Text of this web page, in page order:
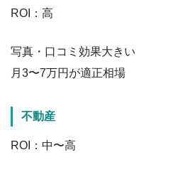
ROI：高
写真・口コミ効果大きい
月3〜7万円が適正相場
不動産
ROI：中〜高